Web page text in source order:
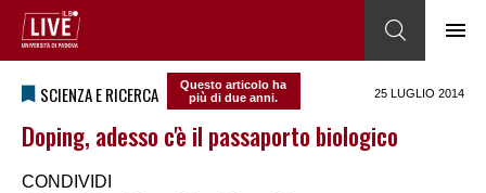
SCIENZA E RICERCA
Questo articolo ha
più di due anni.
25 LUGLIO 2014
Doping, adesso c'è il passaporto biologico
CONDIVIDI